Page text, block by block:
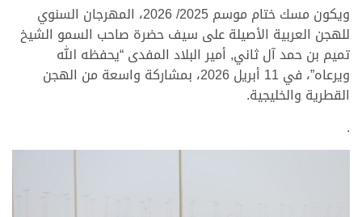
ويكون مسك ختام موسم 2025/ 2026، المهرجان السنوي
للهجن العربية الأصيلة على سيف حضرة صاحب السمو الشيخ
تميم بن حمد آل ثاني, أمير البلاد المفدى “يحفظه الله
ويرعاه”، في 11 أبريل 2026، بمشاركة واسعة من الهجن
القطرية والخليجية.
.